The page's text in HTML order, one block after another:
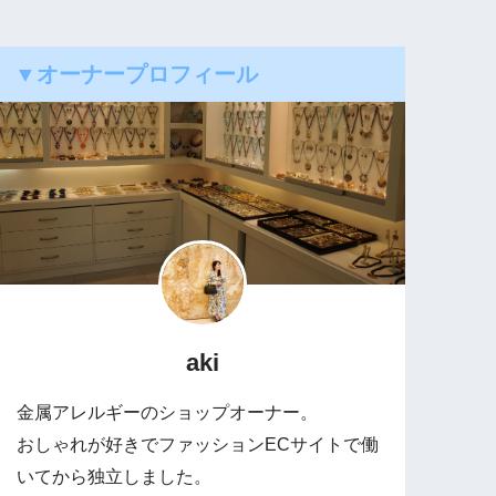
▼オーナープロフィール
aki
金属アレルギーのショップオーナー。
おしゃれが好きでファッションECサイトで働
いてから独立しました。